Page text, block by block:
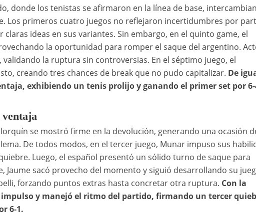
donde los tenistas se afirmaron en la línea de base,
Los primeros cuatro juegos no reflejaron incertidumbres por
ideas en sus variantes. Sin embargo, en el quinto game, el
la oportunidad para romper el saque del argentino.
validando la ruptura sin controversias. En el séptimo juego, el
creando tres chances de break que no pudo capitalizar. De
exhibiendo un tenis prolijo y ganando el primer set por
se mostró firme en la devolución, generando una ocasión
De todos modos, en el tercer juego, Munar impuso sus
Luego, el español presentó un sólido turno de saque para
Jaume sacó provecho del momento y siguió desarrollando su
forzando puntos extras hasta concretar otra ruptura. Con la
y manejó el ritmo del partido, firmando un tercer
6-1.